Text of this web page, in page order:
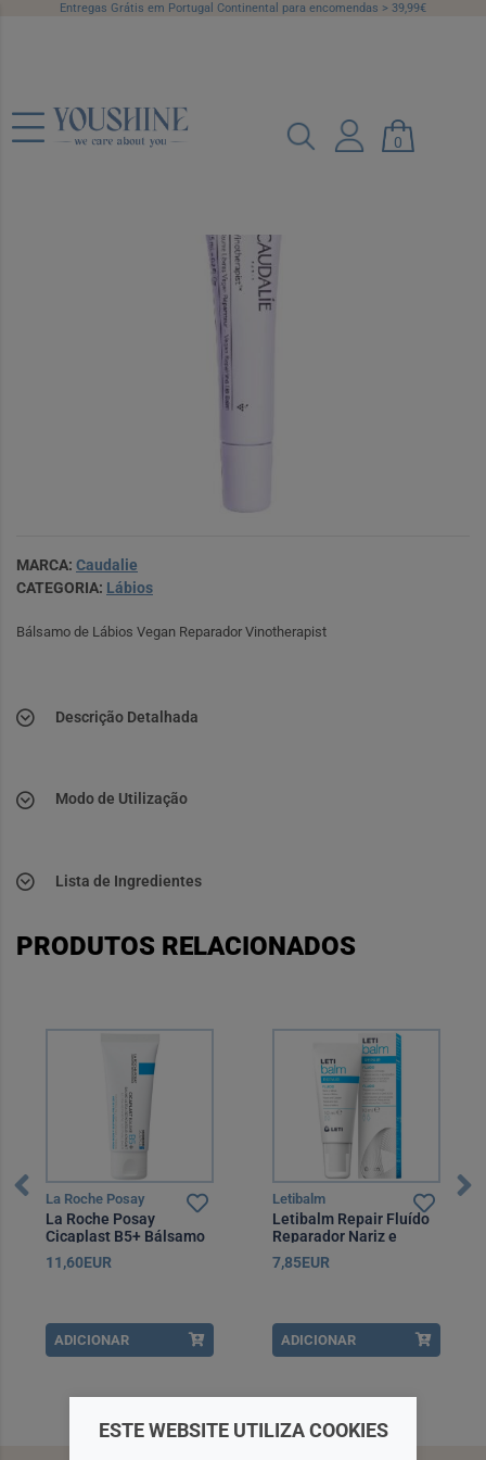
Entregas Grátis em Portugal Continental para encomendas > 39,99€
0
Caudalie Vinotherapist Bálsamo Labial
Vegan 7,5 ml
MARCA: Caudalie
CATEGORIA: Lábios
Bálsamo de Lábios Vegan Reparador Vinotherapist
Descrição Detalhada
Modo de Utilização
Lista de Ingredientes
PRODUTOS RELACIONADOS
La Roche Posay
La Roche Posay
Cicaplast B5+ Bálsamo
Ultra Reparador 40 ml
11,60EUR
ADICIONAR
Letibalm
Letibalm Repair Fluído
Reparador Nariz e
Lábios 10 ml
7,85EUR
ADICIONAR
ESTE WEBSITE UTILIZA COOKIES